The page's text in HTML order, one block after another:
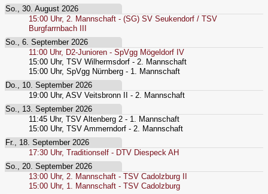
So., 30. August 2026
15:00 Uhr, 2. Mannschaft - (SG) SV Seukendorf / TSV
Burgfarrnbach III
So., 6. September 2026
11:00 Uhr, D2-Junioren - SpVgg Mögeldorf IV
15:00 Uhr, TSV Wilhermsdorf - 2. Mannschaft
15:00 Uhr, SpVgg Nürnberg - 1. Mannschaft
Do., 10. September 2026
19:00 Uhr, ASV Veitsbronn II - 2. Mannschaft
So., 13. September 2026
11:45 Uhr, TSV Altenberg 2 - 1. Mannschaft
15:00 Uhr, TSV Ammerndorf - 2. Mannschaft
Fr., 18. September 2026
17:30 Uhr, Traditionself - DTV Diespeck AH
So., 20. September 2026
13:00 Uhr, 2. Mannschaft - TSV Cadolzburg II
15:00 Uhr, 1. Mannschaft - TSV Cadolzburg